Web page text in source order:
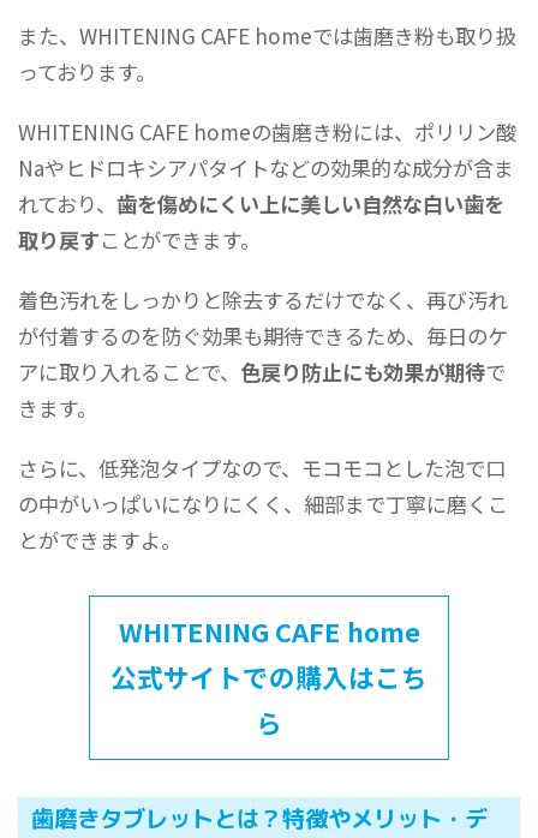
また、WHITENING CAFE homeでは歯磨き粉も取り扱
っております。
WHITENING CAFE homeの歯磨き粉には、ポリリン酸
Naやヒドロキシアパタイトなどの効果的な成分が含ま
れており、歯を傷めにくい上に美しい自然な白い歯を
取り戻すことができます。
着色汚れをしっかりと除去するだけでなく、再び汚れ
が付着するのを防ぐ効果も期待できるため、毎日のケ
アに取り入れることで、 色戻り防止にも効果が期待で
きます。
さらに、低発泡タイプなので、モコモコとした泡で口
の中がいっぱいになりにくく、細部まで丁寧に磨くこ
とができますよ。
WHITENING CAFE home
公式サイトでの購入はこち
ら
歯磨きタブレットとは？特徴やメリット・デ